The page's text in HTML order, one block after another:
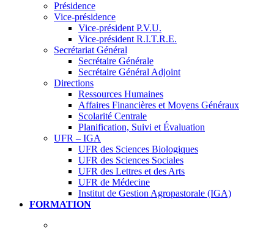
Présidence
Vice-présidence
Vice-président P.V.U.
Vice-président R.I.T.R.E.
Secrétariat Général
Secrétaire Générale
Secrétaire Général Adjoint
Directions
Ressources Humaines
Affaires Financières et Moyens Généraux
Scolarité Centrale
Planification, Suivi et Évaluation
UFR – IGA
UFR des Sciences Biologiques
UFR des Sciences Sociales
UFR des Lettres et des Arts
UFR de Médecine
Institut de Gestion Agropastorale (IGA)
FORMATION